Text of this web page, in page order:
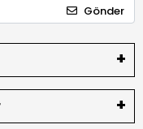
Gönder